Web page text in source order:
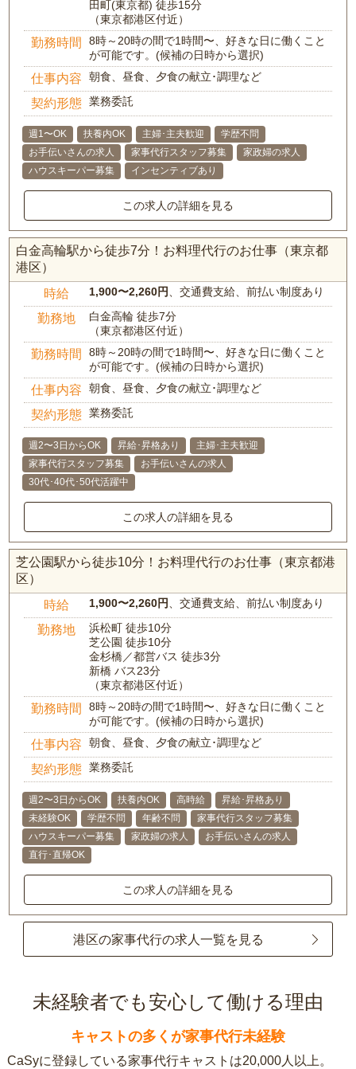
田町(東京都) 徒歩15分
（東京都港区付近）
勤務時間
8時～20時の間で1時間〜、好きな日に働くこと
が可能です。(候補の日時から選択)
仕事内容 朝食、昼食、夕食の献立･調理など
契約形態 業務委託
週1〜OK 扶養内OK 主婦･主夫歓迎
学歴不問
お手伝いさんの求人
家事代行スタッフ募集
家政婦の求人
ハウスキーパー募集
インセンティブあり
この求人の詳細を見る
白金高輪駅から徒歩7分！お料理代行のお仕事（東京都
港区）
時給 1,900〜2,260円 、交通費支給、前払い制度あり
勤務地
白金高輪 徒歩7分
（東京都港区付近）
勤務時間
8時～20時の間で1時間〜、好きな日に働くこと
が可能です。(候補の日時から選択)
仕事内容 朝食、昼食、夕食の献立･調理など
契約形態 業務委託
週2〜3日からOK 昇給･昇格あり
主婦･主夫歓迎
家事代行スタッフ募集
お手伝いさんの求人
30代･40代･50代活躍中
この求人の詳細を見る
芝公園駅から徒歩10分！お料理代行のお仕事（東京都港
区）
時給 1,900〜2,260円 、交通費支給、前払い制度あり
勤務地
浜松町 徒歩10分
芝公園 徒歩10分
金杉橋／都営バス 徒歩3分
新橋 バス23分
（東京都港区付近）
勤務時間
8時～20時の間で1時間〜、好きな日に働くこと
が可能です。(候補の日時から選択)
仕事内容 朝食、昼食、夕食の献立･調理など
契約形態 業務委託
週2〜3日からOK 扶養内OK 高時給
昇給･昇格あり
未経験OK
学歴不問 年齢不問
家事代行スタッフ募集
ハウスキーパー募集
家政婦の求人
お手伝いさんの求人
直行･直帰OK
この求人の詳細を見る
港区の家事代行の求人一覧を見る
未経験者でも安心して働ける理由
キャストの多くが家事代行未経験
CaSyに登録している家事代行キャストは20,000人以上。